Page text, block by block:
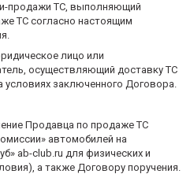
продажи ТС, выполняющий
ТС согласно настоящим
лицо или
осуществляющий доставку ТС
условиях заключенного Договора.
Продавца по продаже ТС
автомобилей на
ab-club.ru для физических и
а также Договору поручения.